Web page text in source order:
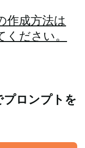
作成方法は
ださい。
ロンプトを